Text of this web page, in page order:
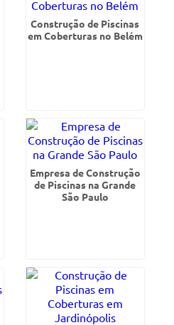
Construção de Piscinas
em Coberturas no Belém
Empresa de Construção
de Piscinas na Grande
São Paulo